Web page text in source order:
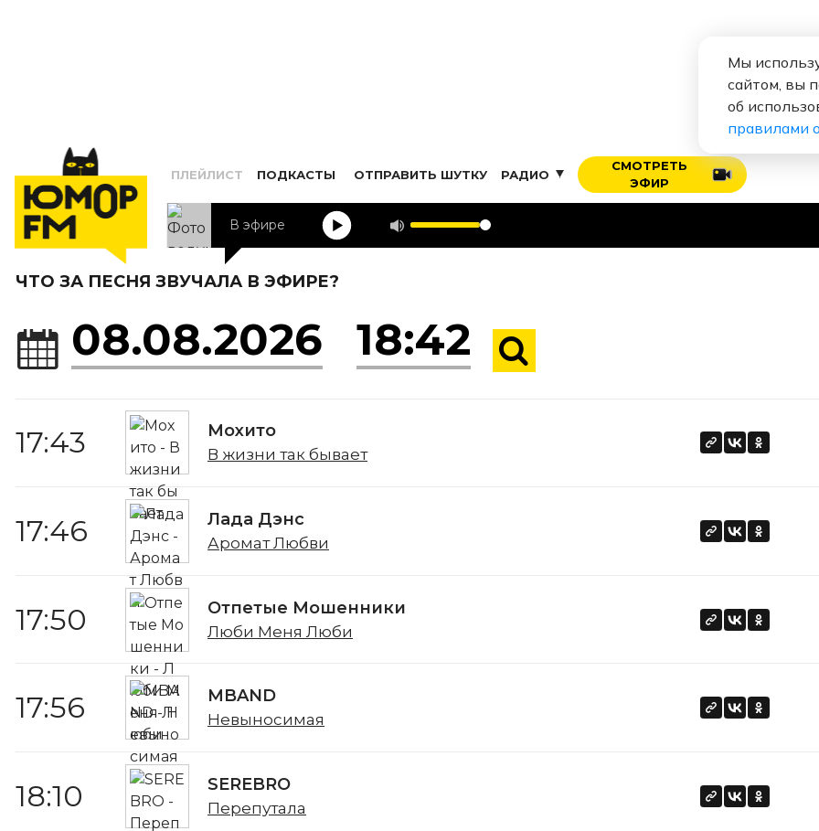
ПЛЕЙЛИСТ ПОДКАСТЫ ОТПРАВИТЬ ШУТКУ РАДИО
СМОТРЕТЬ
ЭФИР
В эфире HUMOR FM
ЧТО ЗА ПЕСНЯ ЗВУЧАЛА В ЭФИРЕ?
17:43 Мохито
В жизни так бывает
17:46 Лада Дэнс
Аромат Любви
17:50 Отпетые Мошенники
Люби Меня Люби
17:56 MBAND
Невыносимая
18:10 SEREBRO
Перепутала
Мы
сайтом, вы
об
правилами